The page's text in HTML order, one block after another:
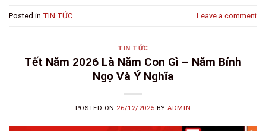
Posted in TIN TỨC Leave a comment
TIN TỨC
Tết Năm 2026 Là Năm Con Gì – Năm Bính
Ngọ Và Ý Nghĩa
POSTED ON 26/12/2025 BYADMIN